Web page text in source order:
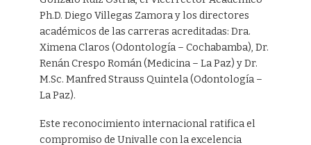
Ph.D. Diego Villegas Zamora y los directores
académicos de las carreras acreditadas: Dra.
Ximena Claros (Odontología – Cochabamba), Dr.
Renán Crespo Román (Medicina – La Paz) y Dr.
M.Sc. Manfred Strauss Quintela (Odontología –
La Paz).
Este reconocimiento internacional ratifica el
compromiso de Univalle con la excelencia